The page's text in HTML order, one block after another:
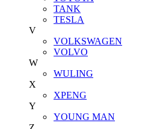
TANK
TESLA
V
VOLKSWAGEN
VOLVO
W
WULING
X
XPENG
Y
YOUNG MAN